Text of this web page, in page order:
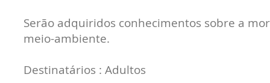
Serão adquiridos conhecimentos sobre a
meio-ambiente.
Destinatários : Adultos